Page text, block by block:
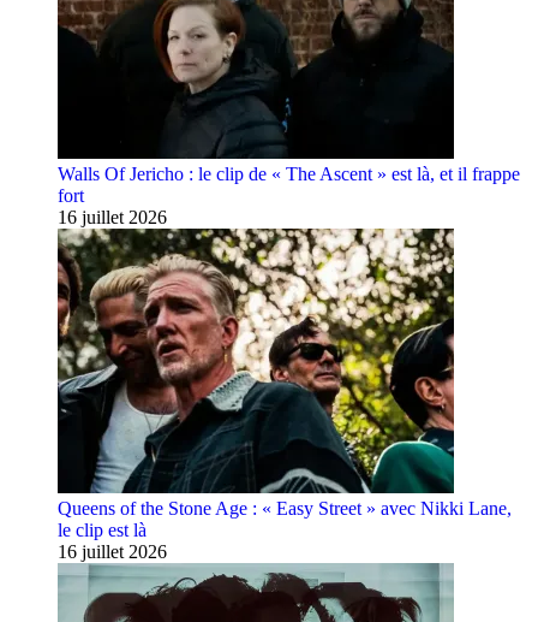
Walls Of Jericho : le clip de « The Ascent » est là, et il frappe
fort
16 juillet 2026
Queens of the Stone Age : « Easy Street » avec Nikki Lane,
le clip est là
16 juillet 2026